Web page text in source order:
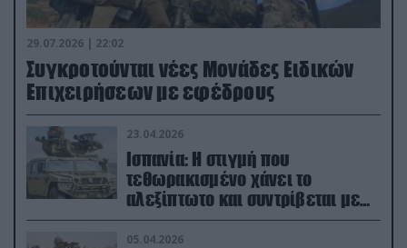
29.07.2026 | 22:02
Συγκροτούνται νέες Μονάδες Ειδικών
Επιχειρήσεων με εφέδρους
23.04.2026
Ισπανία: Η στιγμή που
τεθωρακισμένο χάνει το
αλεξίπτωτο και συντρίβεται με
ορμή στο έδαφος (βίντεο)
05.04.2026